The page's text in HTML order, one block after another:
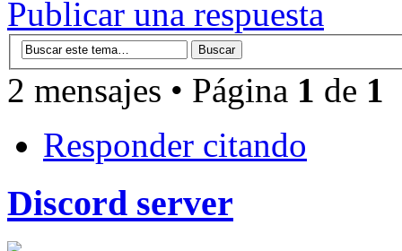
Publicar una respuesta
2 mensajes • Página 1 de 1
Responder citando
Discord server